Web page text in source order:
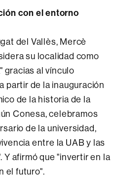
con el entorno
del Vallès, Mercè
su localidad como
gracias al vínculo
partir de la inauguración
de la historia de la
Conesa, celebramos
de la universidad,
entre la UAB y las
afirmó que "invertir en la
el futuro".